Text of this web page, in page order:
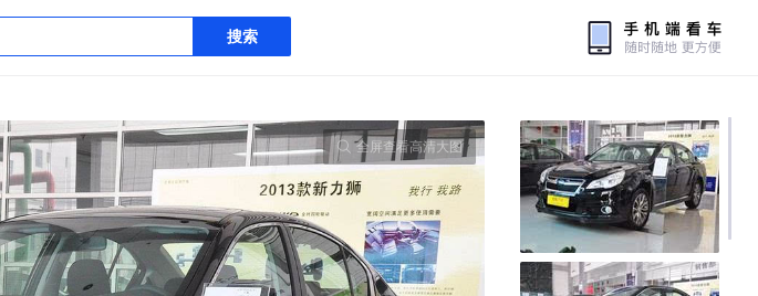
搜索
全屏查看高清大图